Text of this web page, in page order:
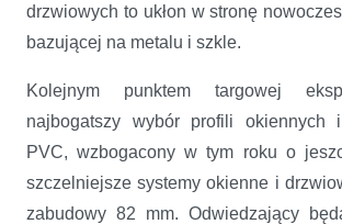
drzwiowych to ukłon w stronę
bazującej na metalu i szkle.
Kolejnym punktem targowej
najbogatszy wybór profili okiennych
PVC, wzbogacony w tym roku o
szczelniejsze systemy okienne i
zabudowy 82 mm. Odwiedzający